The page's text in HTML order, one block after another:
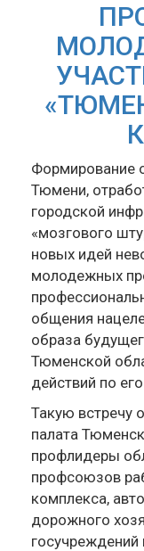
Формирование
Тюмени,
городской
«мозгового
новых идей
молодежных
общения
образа
Тюменской
действий по
Такую встречу
палата
профлидеры
профсоюзов
комплекса,
дорожного